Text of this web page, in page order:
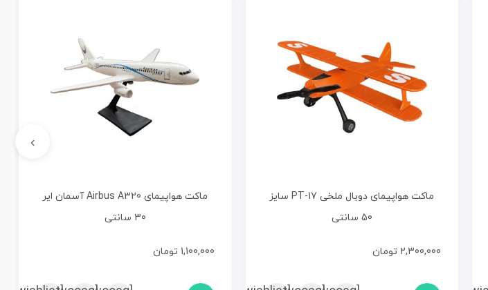
ماکت هواپیمای دوبال ملخی PT-17 سایز
50 سانتی
2,300,000 تومان
ماکت هواپیمای Airbus A320 آسمان ایر
30 سانتی
1,100,000 تومان
›